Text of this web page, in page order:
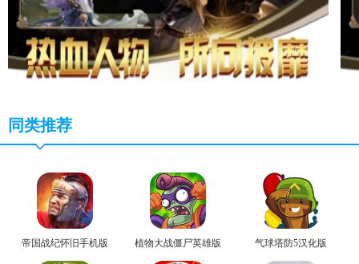
同类推荐
帝国战纪怀旧手机版 植物大战僵尸英雄版 气球塔防5汉化版